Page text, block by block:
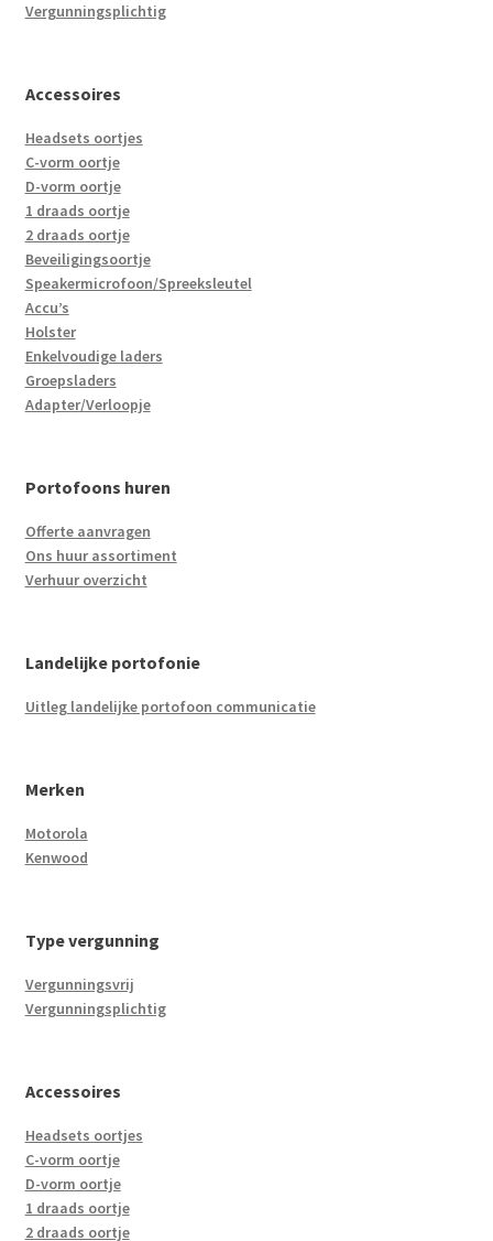
Vergunningsplichtig
Accessoires
Headsets oortjes
C-vorm oortje
D-vorm oortje
1 draads oortje
2 draads oortje
Beveiligingsoortje
Speakermicrofoon/Spreeksleutel
Accu’s
Holster
Enkelvoudige laders
Groepsladers
Adapter/Verloopje
Portofoons huren
Offerte aanvragen
Ons huur assortiment
Verhuur overzicht
Landelijke portofonie
Uitleg landelijke portofoon communicatie
Merken
Motorola
Kenwood
Type vergunning
Vergunningsvrij
Vergunningsplichtig
Accessoires
Headsets oortjes
C-vorm oortje
D-vorm oortje
1 draads oortje
2 draads oortje